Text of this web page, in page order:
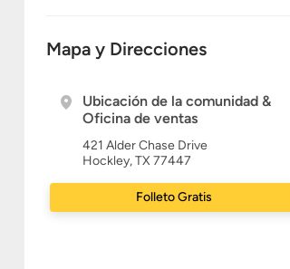
Mapa y Direcciones
Ubicación de la comunidad &
Oficina de ventas
421 Alder Chase Drive
Hockley, TX 77447
Folleto Gratis